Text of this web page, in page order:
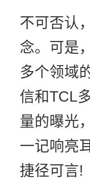
不可否认
念。可是
多个领域
信和TCL
量的曝光
一记响亮
捷径可言!